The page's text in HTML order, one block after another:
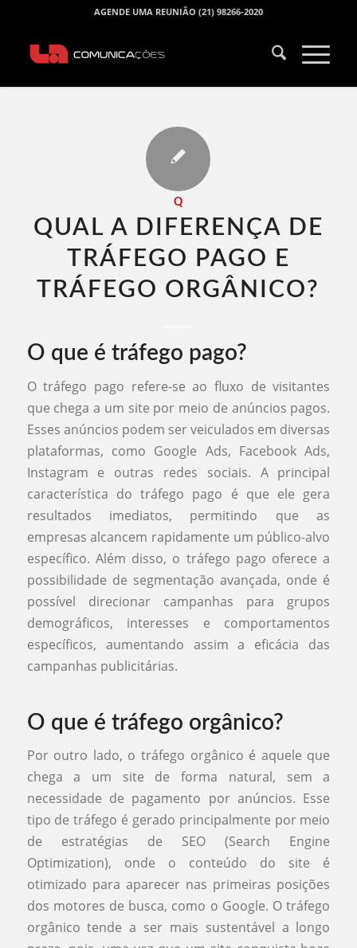
AGENDE UMA REUNIÃO (21) 98266-2020
Q
QUAL A DIFERENÇA DE
TRÁFEGO PAGO E
TRÁFEGO ORGÂNICO​?
O que é tráfego pago?
O tráfego pago refere-se ao fluxo de visitantes
que chega a um site por meio de anúncios pagos.
Esses anúncios podem ser veiculados em diversas
plataformas, como Google Ads, Facebook Ads,
Instagram e outras redes sociais. A principal
característica do tráfego pago é que ele gera
resultados imediatos, permitindo que as
empresas alcancem rapidamente um público-alvo
específico. Além disso, o tráfego pago oferece a
possibilidade de segmentação avançada, onde é
possível direcionar campanhas para grupos
demográficos, interesses e comportamentos
específicos, aumentando assim a eficácia das
campanhas publicitárias.
O que é tráfego orgânico?
Por outro lado, o tráfego orgânico é aquele que
chega a um site de forma natural, sem a
necessidade de pagamento por anúncios. Esse
tipo de tráfego é gerado principalmente por meio
de estratégias de SEO (Search Engine
Optimization), onde o conteúdo do site é
otimizado para aparecer nas primeiras posições
dos motores de busca, como o Google. O tráfego
orgânico tende a ser mais sustentável a longo